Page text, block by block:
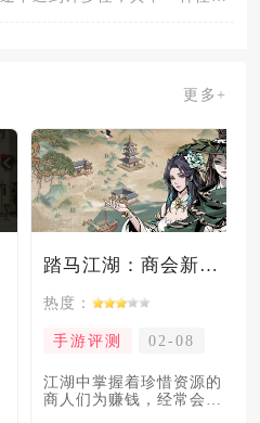
更多+
踏马江湖：商会新玩法坑惨奸商，拼多多砍一砍洗脑夏安！
热度：
手游评测 02-08
​江湖中掌握着珍惜资源的
商人们为赚钱，经常会让